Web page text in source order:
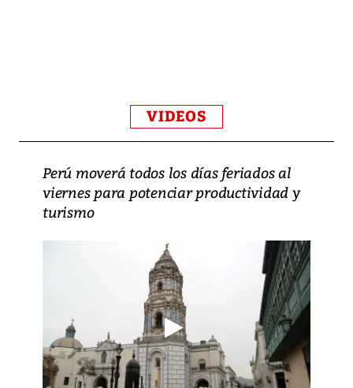
VIDEOS
Perú moverá todos los días feriados al
viernes para potenciar productividad y
turismo